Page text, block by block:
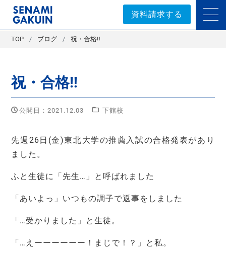
セナミ学院｜学習塾
資料請求する
TOP ブログ 祝・合格‼
祝・合格‼
公開日：2021.12.03 下館校
先週26日(金)東北大学の推薦入試の合格発表があり
ました。
ふと生徒に「先生…」と呼ばれました
「あいよっ」いつもの調子で返事をしました
「…受かりました」と生徒。
「…えーーーーーー！まじで！？」と私。